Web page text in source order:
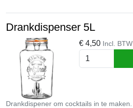
Drankdispenser 5L
€ 4,50 Incl. BTW
Drankdispener om cocktails in te maken.